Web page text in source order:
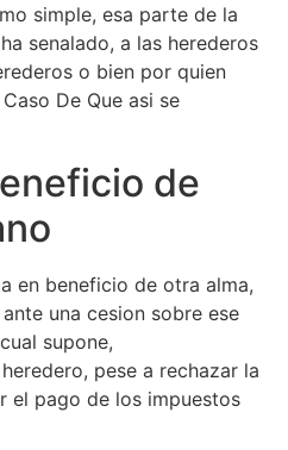
simple, esa parte de la
senalado, a las herederos
o bien por quien
De Que asi se
de
en beneficio de otra alma,
una cesion sobre ese
supone,
pese a rechazar la
el pago de los impuestos